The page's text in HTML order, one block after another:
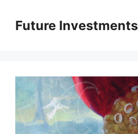
вмістуFuture Investments